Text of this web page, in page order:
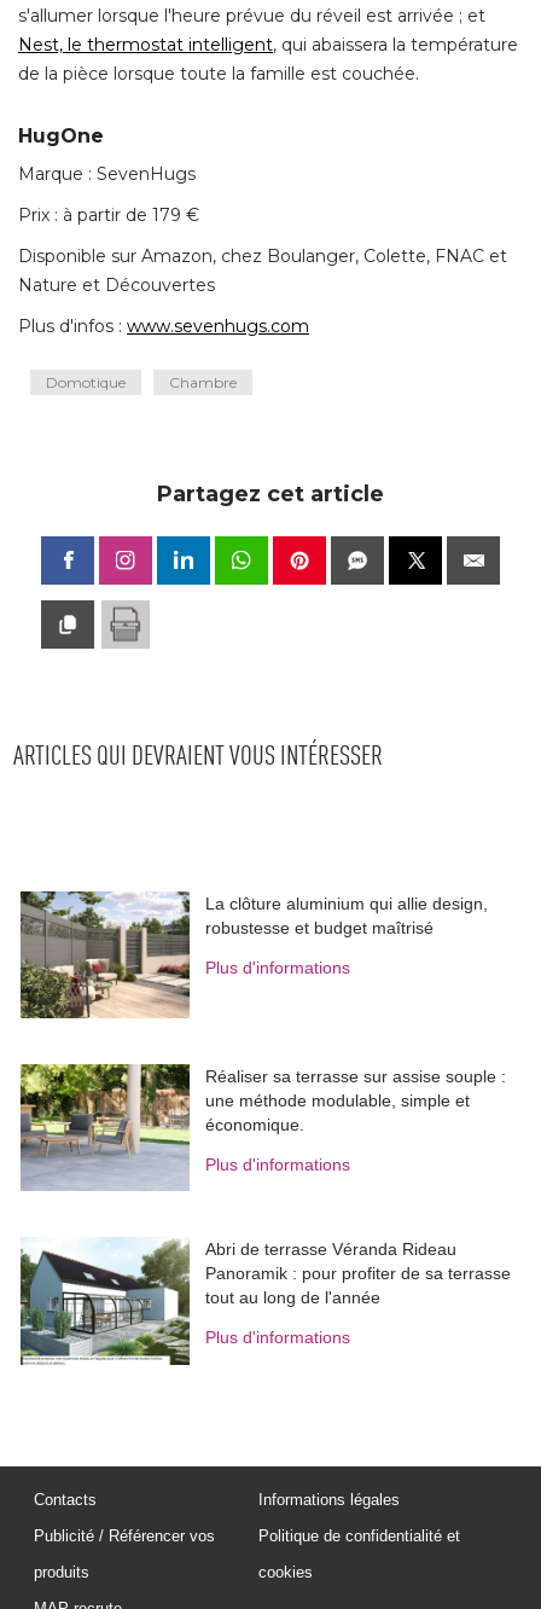
s'allumer lorsque l'heure prévue du réveil est arrivée ; et
Nest, le thermostat intelligent, qui abaissera la température
de la pièce lorsque toute la famille est couchée.
HugOne
Marque : SevenHugs
Prix : à partir de 179 €
Disponible sur Amazon, chez Boulanger, Colette, FNAC et
Nature et Découvertes
Plus d'infos : www.sevenhugs.com
Domotique Chambre
Partagez cet article
ARTICLES QUI DEVRAIENT VOUS INTÉRESSER
La clôture aluminium qui allie design,
robustesse et budget maîtrisé
Plus d'informations
Réaliser sa terrasse sur assise souple :
une méthode modulable, simple et
économique.
Plus d'informations
Abri de terrasse Véranda Rideau
Panoramik : pour profiter de sa terrasse
tout au long de l'année
Plus d'informations
Contacts
Publicité / Référencer vos
produits
Informations légales
Politique de confidentialité et
cookies